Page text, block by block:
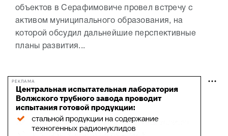
объектов в Серафимовиче провел встречу с
активом муниципального образования, на
которой обсудил дальнейшие перспективные
планы развития...
РЕКЛАМА